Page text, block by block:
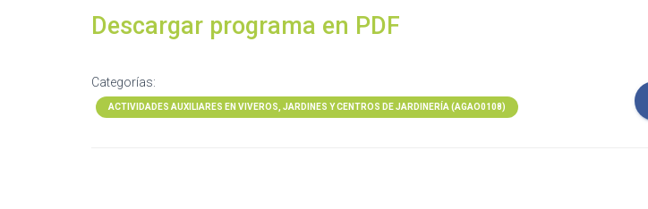
Descargar programa en PDF
Categorías:
ACTIVIDADES AUXILIARES EN VIVEROS, JARDINES Y CENTROS DE JARDINERÍA (AGAO0108)